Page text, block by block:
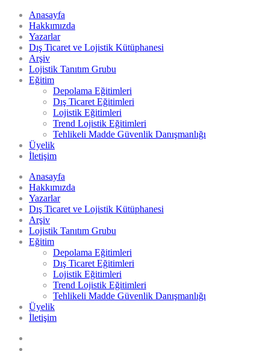
Anasayfa
Hakkımızda
Yazarlar
Dış Ticaret ve Lojistik Kütüphanesi
Arşiv
Lojistik Tanıtım Grubu
Eğitim
Depolama Eğitimleri
Dış Ticaret Eğitimleri
Lojistik Eğitimleri
Trend Lojistik Eğitimleri
Tehlikeli Madde Güvenlik Danışmanlığı
Üyelik
İletişim
Anasayfa
Hakkımızda
Yazarlar
Dış Ticaret ve Lojistik Kütüphanesi
Arşiv
Lojistik Tanıtım Grubu
Eğitim
Depolama Eğitimleri
Dış Ticaret Eğitimleri
Lojistik Eğitimleri
Trend Lojistik Eğitimleri
Tehlikeli Madde Güvenlik Danışmanlığı
Üyelik
İletişim